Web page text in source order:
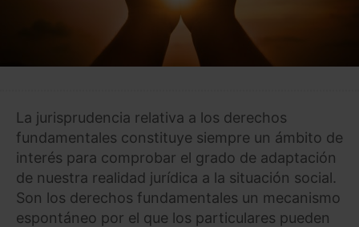
La jurisprudencia relativa a los derechos
fundamentales constituye siempre un ámbito de
interés para comprobar el grado de adaptación
de nuestra realidad jurídica a la situación social.
Son los derechos fundamentales un mecanismo
espontáneo por el que los particulares pueden